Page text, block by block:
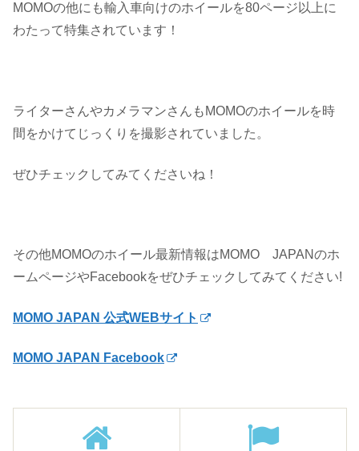
MOMOの他にも輸入車向けのホイールを80ページ以上に
わたって特集されています！
ライターさんやカメラマンさんもMOMOのホイールを時
間をかけてじっくりを撮影されていました。
ぜひチェックしてみてくださいね！
その他MOMOのホイール最新情報はMOMO JAPANのホ
ームページやFacebookをぜひチェックしてみてください!
MOMO JAPAN 公式WEBサイト
MOMO JAPAN Facebook